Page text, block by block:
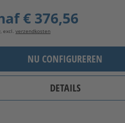
€ 376,56
excl. verzendkosten
NU CONFIGUREREN
DETAILS